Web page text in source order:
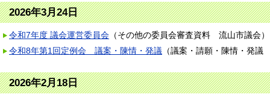
2026年3月24日
令和7年度 議会運営委員会 （その他の委員会審査資料 流山市議会）
令和8年第1回定例会 議案・陳情・発議 （議案・請願・陳情・発議
2026年2月18日